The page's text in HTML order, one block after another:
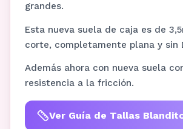
grandes.
Esta nueva suela de caja es de
corte, completamente plana y sin
Además ahora con nueva suela
resistencia a la fricción.
Ver Guía de Tallas